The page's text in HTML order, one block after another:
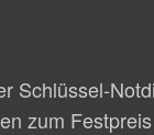
Schlüssel-
zum